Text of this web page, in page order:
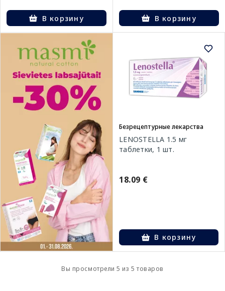
В корзину В корзину
Безрецептурные лекарства
LENOSTELLA 1.5 мг
таблетки, 1 шт.
18.09 €
В корзину
Вы просмотрели 5 из 5 товаров